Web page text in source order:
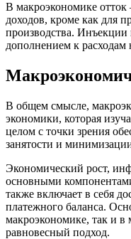
В макроэкономике
доходов, кроме как для
производства.
дополнением к расходам
В общем смысле,
экономики, которая
целом с точки зрения
занятости и
Экономический рост,
основными
также включает в себя
платежного баланса.
макроэкономике, так и в
равновесный подход.